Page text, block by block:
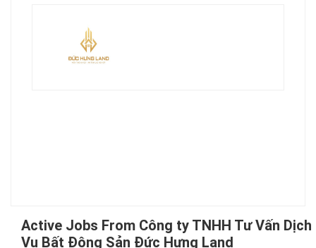
Active Jobs From Công ty TNHH Tư Vấn Dịch
Vụ Bất Động Sản Đức Hưng Land